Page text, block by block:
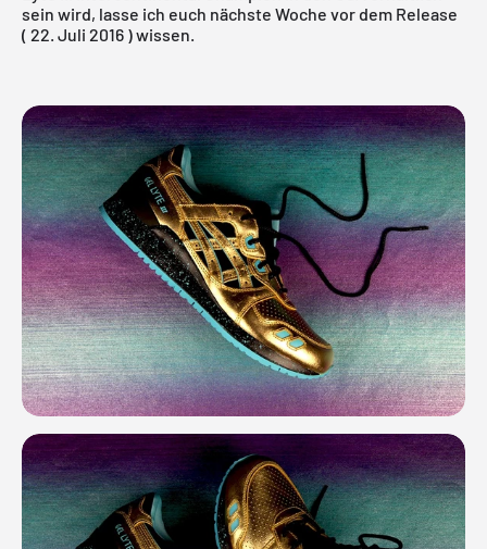
sein wird, lasse ich euch nächste Woche vor dem Release
( 22. Juli 2016 ) wissen.